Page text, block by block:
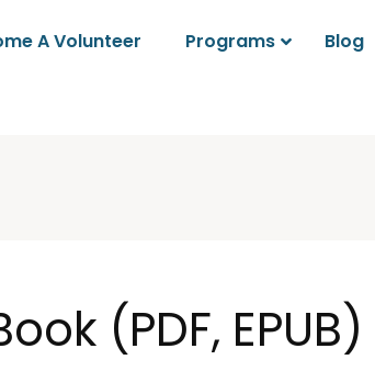
A Volunteer Programs Blog
(PDF, EPUB)